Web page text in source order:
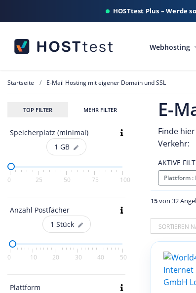
HOSTtest Plus –
Webhosting
Startseite E-Mail Hosting mit eigener Domain und SSL
TOP FILTER MEHR FILTER
Speicherplatz (minimal)
1 GB
0 25 50 75 100
Anzahl Postfächer
1 Stück
0 10 20 30 40 50
Plattform
E-
Finde
Verkehr:
AKTIVE
Plattform :
15von 32
SORTIEREN